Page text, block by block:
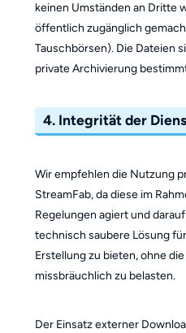
keinen Umständen an Dritte
öffentlich zugänglich
Tauschbörsen). Die Dateien
private Archivierung
4. Integrität der
Wir empfehlen die Nutzung
StreamFab, da diese im
Regelungen agiert und
technisch saubere Lösung
Erstellung zu bieten, ohne
missbräuchlich zu belasten.
Der Einsatz externer